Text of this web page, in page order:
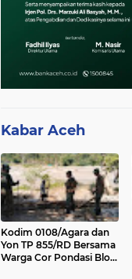
Kabar Aceh
Kodim 0108/Agara dan
Yon TP 855/RD Bersama
Warga Cor Pondasi Blok